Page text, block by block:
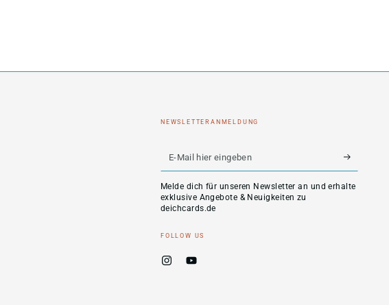
NEWSLETTERANMELDUNG
E-
Mail
hier
eingeben
Melde dich für unseren Newsletter an und erhalte
exklusive Angebote & Neuigkeiten zu
deichcards.de
FOLLOW US
InstagramYouTube